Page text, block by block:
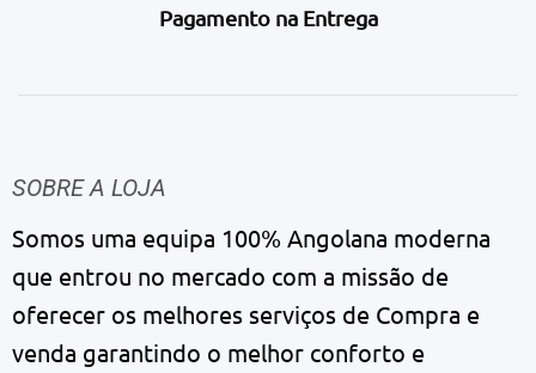
Pagamento na Entrega
SOBRE A LOJA
Somos uma equipa 100% Angolana moderna
que entrou no mercado com a missão de
oferecer os melhores serviços de Compra e
venda garantindo o melhor conforto e